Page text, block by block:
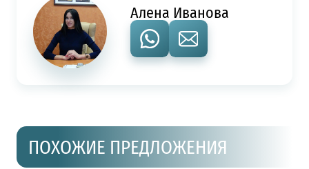
Алена Иванова
ПОХОЖИЕ ПРЕДЛОЖЕНИЯ